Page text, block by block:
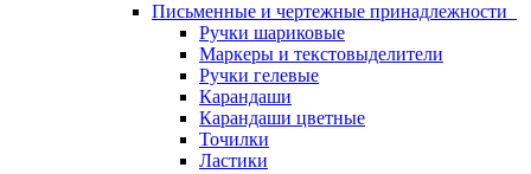
Письменные и чертежные принадлежности
Ручки шариковые
Маркеры и текстовыделители
Ручки гелевые
Карандаши
Карандаши цветные
Точилки
Ластики